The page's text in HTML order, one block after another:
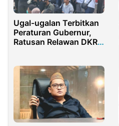
Ugal-ugalan Terbitkan
Peraturan Gubernur,
Ratusan Relawan DKR